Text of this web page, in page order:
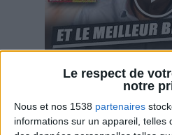
Le respect de
notre
Nous et nos 1538 partenaires
informations sur un appareil, telles
Savane, LU, Pepito,
ces